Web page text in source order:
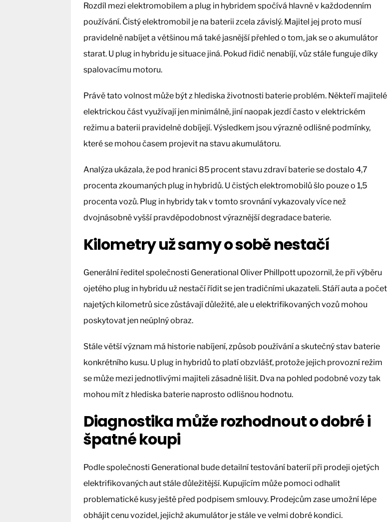
Rozdíl mezi elektromobilem a plug in hybridem spočívá hlavně v každodenním
používání. Čistý elektromobil je na baterii zcela závislý. Majitel jej proto musí
pravidelně nabíjet a většinou má také jasnější přehled o tom, jak se o akumulátor
starat. U plug in hybridu je situace jiná. Pokud řidič nenabíjí, vůz stále funguje díky
spalovacímu motoru.
Právě tato volnost může být z hlediska životnosti baterie problém. Někteří majitelé
elektrickou část využívají jen minimálně, jiní naopak jezdí často v elektrickém
režimu a baterii pravidelně dobíjejí. Výsledkem jsou výrazně odlišné podmínky,
které se mohou časem projevit na stavu akumulátoru.
Analýza ukázala, že pod hranici 85 procent stavu zdraví baterie se dostalo 4,7
procenta zkoumaných plug in hybridů. U čistých elektromobilů šlo pouze o 1,5
procenta vozů. Plug in hybridy tak v tomto srovnání vykazovaly více než
dvojnásobně vyšší pravděpodobnost výraznější degradace baterie.
Kilometry už samy o sobě nestačí
Generální ředitel společnosti Generational Oliver Phillpott upozornil, že při výběru
ojetého plug in hybridu už nestačí řídit se jen tradičními ukazateli. Stáří auta a počet
najetých kilometrů sice zůstávají důležité, ale u elektrifikovaných vozů mohou
poskytovat jen neúplný obraz.
Stále větší význam má historie nabíjení, způsob používání a skutečný stav baterie
konkrétního kusu. U plug in hybridů to platí obzvlášť, protože jejich provozní režim
se může mezi jednotlivými majiteli zásadně lišit. Dva na pohled podobné vozy tak
mohou mít z hlediska baterie naprosto odlišnou hodnotu.
Diagnostika může rozhodnout o dobré i
špatné koupi
Podle společnosti Generational bude detailní testování baterií při prodeji ojetých
elektrifikovaných aut stále důležitější. Kupujícím může pomoci odhalit
problematické kusy ještě před podpisem smlouvy. Prodejcům zase umožní lépe
obhájit cenu vozidel, jejichž akumulátor je stále ve velmi dobré kondici.